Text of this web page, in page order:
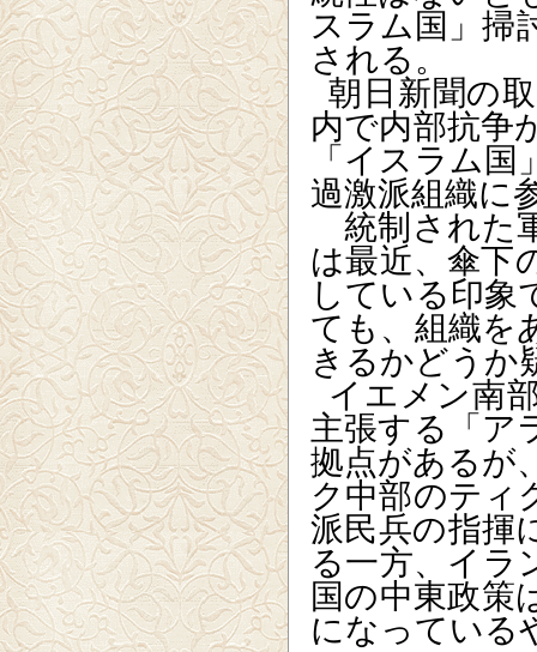
スラム国」掃
される。
朝日新聞の
内で内部抗争
「イスラム国
過激派組織に
統制された
は最近、傘下
している印象
ても、組織を
きるかどうか
イエメン南
主張する「ア
拠点があるが
ク中部のティ
派民兵の指揮
る一方、イラ
国の中東政策
になっている